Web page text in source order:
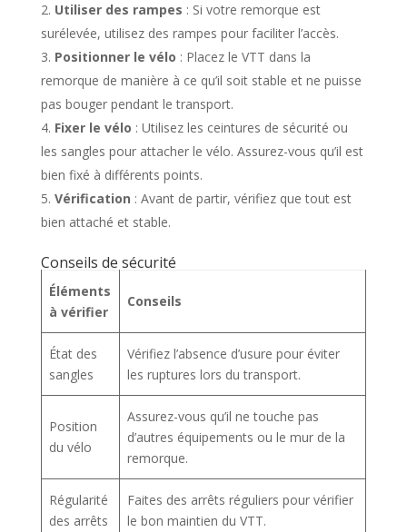
Utiliser des rampes : Si votre remorque est
surélevée, utilisez des rampes pour faciliter l’accès.
Positionner le vélo : Placez le VTT dans la
remorque de manière à ce qu’il soit stable et ne puisse
pas bouger pendant le transport.
Fixer le vélo : Utilisez les ceintures de sécurité ou
les sangles pour attacher le vélo. Assurez-vous qu’il est
bien fixé à différents points.
Vérification : Avant de partir, vérifiez que tout est
bien attaché et stable.
Conseils de sécurité
Éléments
à vérifier
Conseils
État des
sangles
Vérifiez l’absence d’usure pour éviter
les ruptures lors du transport.
Position
du vélo
Assurez-vous qu’il ne touche pas
d’autres équipements ou le mur de la
remorque.
Régularité
des arrêts
Faites des arrêts réguliers pour vérifier
le bon maintien du VTT.